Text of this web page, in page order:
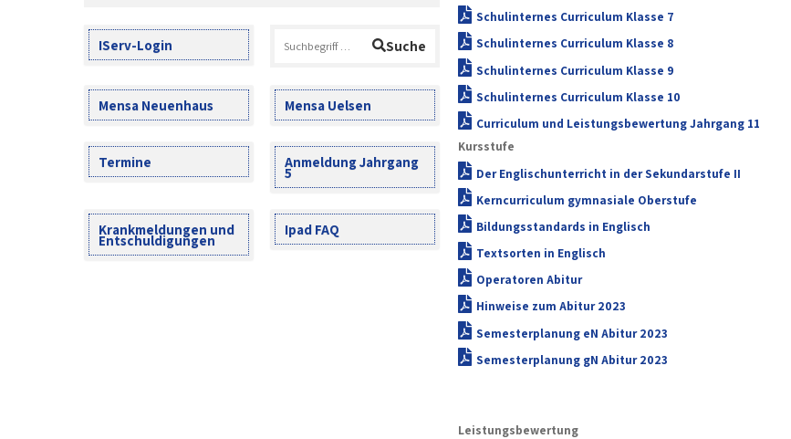
Schulinternes Curriculum Klasse 7
Schulinternes Curriculum Klasse 8
Schulinternes Curriculum Klasse 9
Schulinternes Curriculum Klasse 10
Curriculum und Leistungsbewertung Jahrgang 11
Kursstufe
Der Englischunterricht in der Sekundarstufe II
Kerncurriculum gymnasiale Oberstufe
Bildungsstandards in Englisch
Textsorten in Englisch
Operatoren Abitur
Hinweise zum Abitur 2023
Semesterplanung eN Abitur 2023
Semesterplanung gN Abitur 2023
Leistungsbewertung
IServ-Login
nach:
Suche
Mensa Neuenhaus Mensa Uelsen
Termine Anmeldung Jahrgang
5
Krankmeldungen und
Entschuldigungen
Ipad FAQ